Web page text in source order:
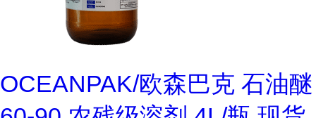
OCEANPAK/欧森巴克 石油醚